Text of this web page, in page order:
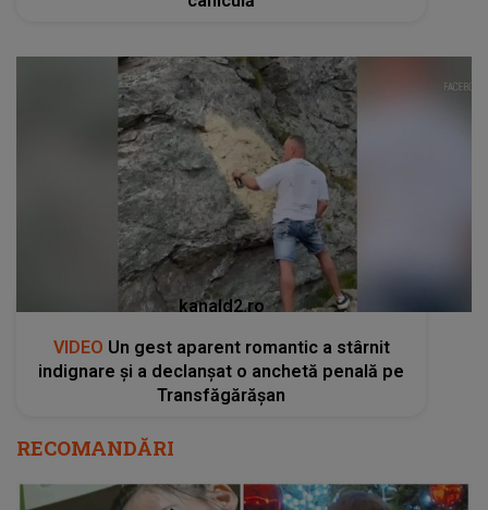
kanald2.ro
VIDEO Un gest aparent romantic a stârnit
indignare și a declanșat o anchetă penală pe
Transfăgărășan
RECOMANDĂRI